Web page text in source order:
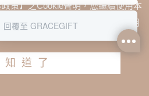
羊羔絨保暖飛行帽 米白
策】之Cookie聲明，您繼續使用本
本網站使用條款之Cookie聲明使用
知道了
回覆至 GRACEGIFT